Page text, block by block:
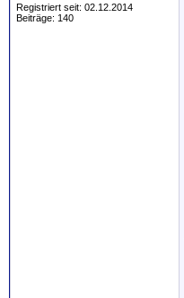
Registriert seit: 02.12.2014
Beiträge: 140